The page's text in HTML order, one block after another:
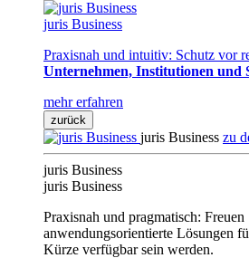
juris Business
Praxisnah und intuitiv: Schutz vor
Unternehmen, Institutionen und
mehr erfahren
zurück
juris Business zu
juris Business
juris Business
Praxisnah und pragmatisch: Freuen
anwendungsorientierte Lösungen
Kürze verfügbar sein werden.